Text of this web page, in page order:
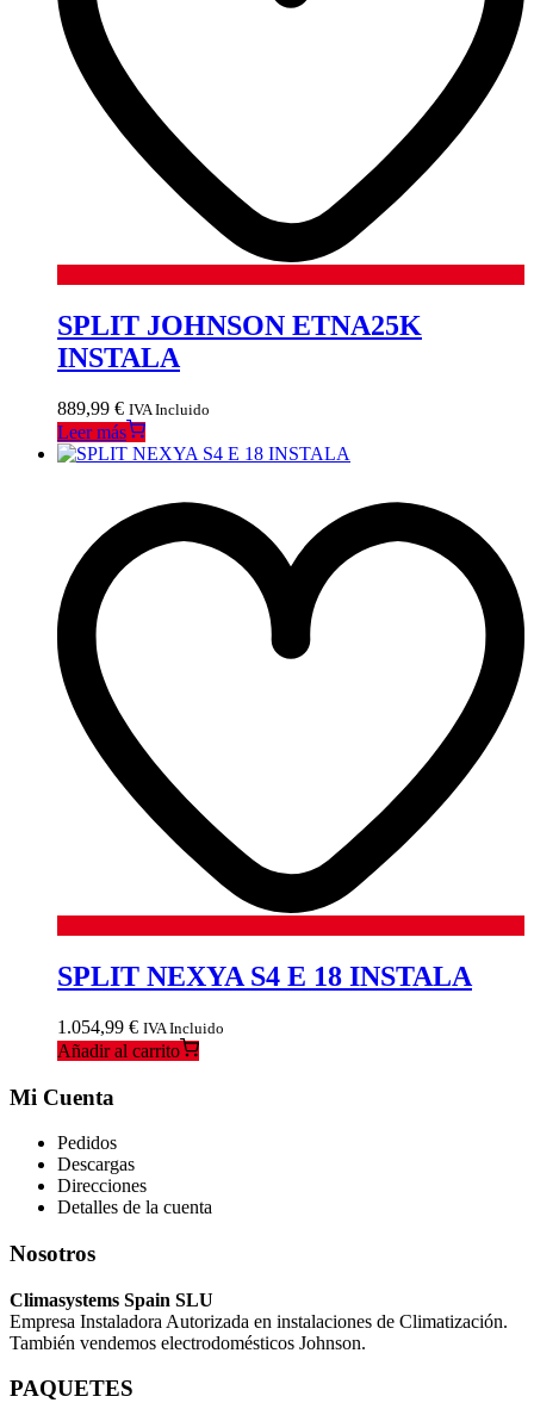
SPLIT JOHNSON ETNA25K
INSTALA
889,99 € IVA Incluido
Leer más
SPLIT NEXYA S4 E 18 INSTALA
1.054,99 € IVA Incluido
Añadir al carrito
Mi Cuenta
Pedidos
Descargas
Direcciones
Detalles de la cuenta
Nosotros
Climasystems Spain SLU
Empresa Instaladora Autorizada en instalaciones de Climatización.
También vendemos electrodomésticos Johnson.
PAQUETES